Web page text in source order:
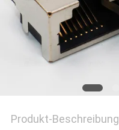
Produkt-Beschreibung